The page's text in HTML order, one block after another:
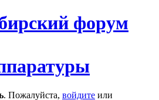
форум
. Пожалуйста, войдите или